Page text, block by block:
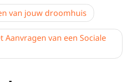
van jouw droomhuis
van een Sociale